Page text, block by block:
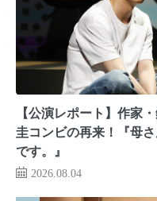
【公演レポート】作家
圭コンビの再来！『母
です。』
2026.08.04